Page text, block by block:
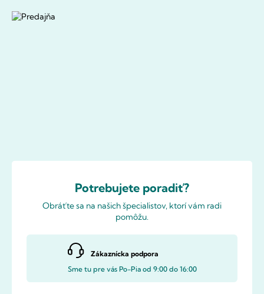
Potrebujete poradiť?
Obráťte sa na našich špecialistov, ktorí vám radi
pomôžu.
Zákaznícka podpora
Sme tu pre vás Po-Pia od 9:00 do 16:00